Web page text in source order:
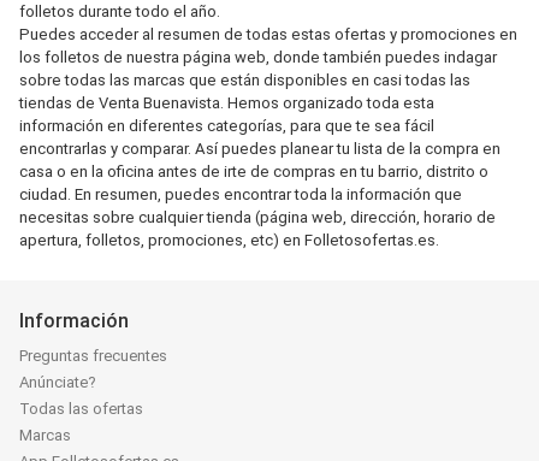
folletos durante todo el año.
Puedes acceder al resumen de todas estas ofertas y promociones en
los folletos de nuestra página web, donde también puedes indagar
sobre todas las marcas que están disponibles en casi todas las
tiendas de Venta Buenavista. Hemos organizado toda esta
información en diferentes categorías, para que te sea fácil
encontrarlas y comparar. Así puedes planear tu lista de la compra en
casa o en la oficina antes de irte de compras en tu barrio, distrito o
ciudad. En resumen, puedes encontrar toda la información que
necesitas sobre cualquier tienda (página web, dirección, horario de
apertura, folletos, promociones, etc) en Folletosofertas.es.
Información
Preguntas frecuentes
Anúnciate?
Todas las ofertas
Marcas